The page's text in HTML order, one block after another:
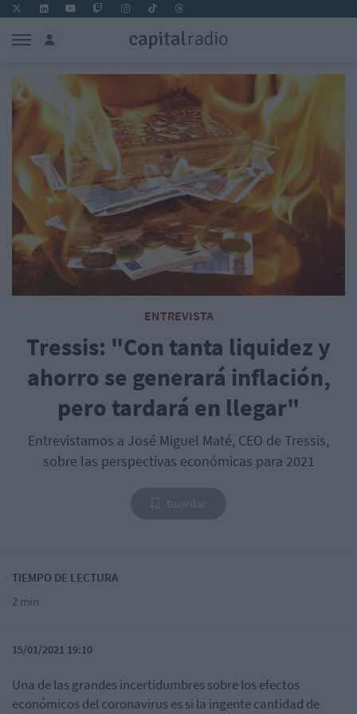
ENTREVISTA
Tressis: "Con tanta liquidez y
ahorro se generará inflación,
pero tardará en llegar"
Entrevistamos a José Miguel Maté, CEO de Tressis,
sobre las perspectivas económicas para 2021
TIEMPO DE LECTURA
2 min
15/01/2021 19:10
Una de las grandes incertidumbres sobre los efectos
económicos del coronavirus es si la ingente cantidad de